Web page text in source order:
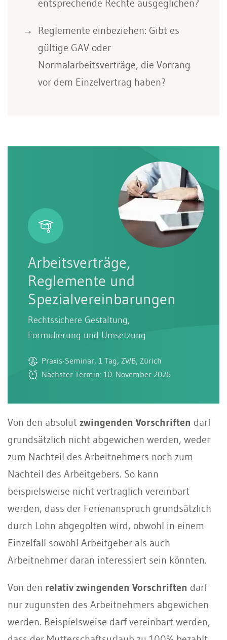
entsprechende Rechte ausgeglichen?
Reglemente einbeziehen: Gibt es
gültige GAV oder
Normalarbeitsverträge, die Vorrang
vor dem Einzelvertrag haben?
Arbeitsverträge,
Reglemente und
Spezialvereinbarungen
Rechtssichere Gestaltung,
Formulierung und Umsetzung
Praxis-Seminar, 1 Tag, ZWB, Zürich
Nächster Termin: 10. November 2026
Von den absolut zwingenden Vorschriften darf
grundsätzlich nicht abgewichen werden, weder
zum Nachteil des Arbeitnehmers noch zum
Nachteil des Arbeitgebers. So kann
beispielsweise nicht vertraglich vereinbart
werden, dass der Ferienanspruch grundsätzlich
durch Lohn abgegolten wird, obwohl in einem
Einzelfall sowohl Arbeitgeber als auch
Arbeitnehmer daran interessiert sein könnten.
Von den relativ zwingenden Vorschriften darf
nur zugunsten des Arbeitnehmers abgewichen
werden. Beispielsweise darf vereinbart werden,